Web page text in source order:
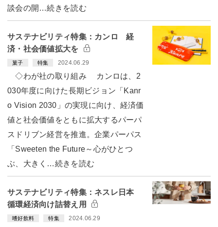
談会の開…続きを読む
サステナビリティ特集：カンロ 経
済・社会価値拡大を
菓子 特集 2024.06.29
◇わが社の取り組み カンロは、2
030年度に向けた長期ビジョン「Kanr
o Vision 2030」の実現に向け、経済価
値と社会価値をともに拡大するパーパ
スドリブン経営を推進。企業パーパス
「Sweeten the Future～心がひとつ
ぶ、大きく…続きを読む
サステナビリティ特集：ネスレ日本
循環経済向け詰替え用
嗜好飲料 特集 2024.06.29